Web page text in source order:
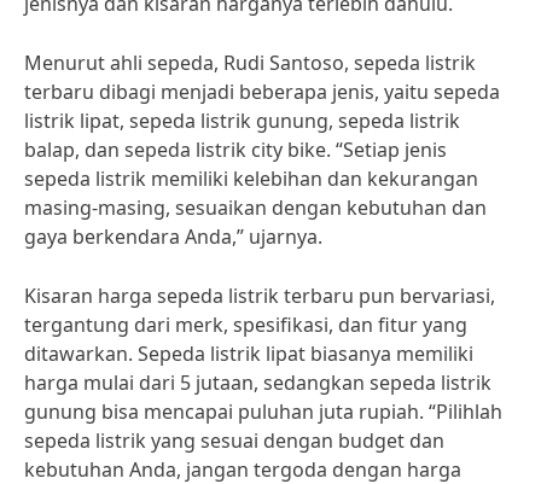
Menurut ahli sepeda, Rudi Santoso, sepeda listrik
terbaru dibagi menjadi beberapa jenis, yaitu sepeda
listrik lipat, sepeda listrik gunung, sepeda listrik
balap, dan sepeda listrik city bike. “Setiap jenis
sepeda listrik memiliki kelebihan dan kekurangan
masing-masing, sesuaikan dengan kebutuhan dan
gaya berkendara Anda,” ujarnya.
Kisaran harga sepeda listrik terbaru pun bervariasi,
tergantung dari merk, spesifikasi, dan fitur yang
ditawarkan. Sepeda listrik lipat biasanya memiliki
harga mulai dari 5 jutaan, sedangkan sepeda listrik
gunung bisa mencapai puluhan juta rupiah. “Pilihlah
sepeda listrik yang sesuai dengan budget dan
kebutuhan Anda, jangan tergoda dengan harga